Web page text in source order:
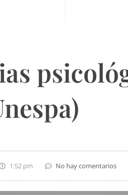
1:52 pm No hay comentarios